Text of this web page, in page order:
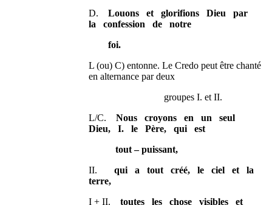
D.Louons et glorifions Dieu par
la confession de notre
foi.
L (ou) C) entonne. Le Credo peut être chanté
en alternance par deux
groupes I. et II.
L/C.Nous croyons en un seul
Dieu, I. le Père, qui est
tout – puissant,
II.qui a tout créé, le ciel et la
terre,
I + II.toutes les chose visibles et